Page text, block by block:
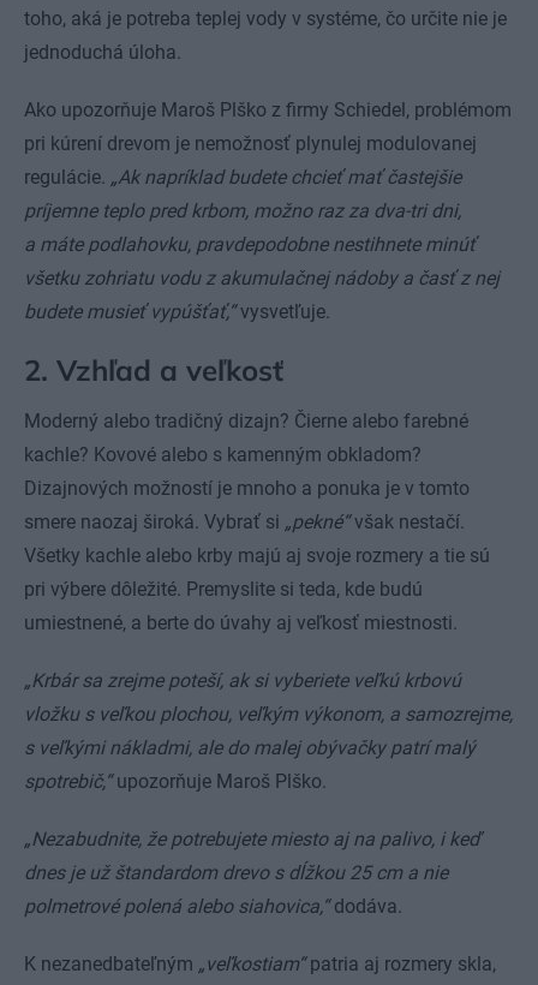
toho, aká je potreba teplej vody v systéme, čo určite nie je
jednoduchá úloha.
Ako upozorňuje Maroš Plško z firmy Schiedel, problémom
pri kúrení drevom je nemožnosť plynulej modulovanej
regulácie. „Ak napríklad budete chcieť mať častejšie
príjemne teplo pred krbom, možno raz za dva-tri dni,
a máte podlahovku, pravdepodobne nestihnete minúť
všetku zohriatu vodu z akumulačnej nádoby a časť z nej
budete musieť vypúšťať,“vysvetľuje.
2. Vzhľad a veľkosť
Moderný alebo tradičný dizajn? Čierne alebo farebné
kachle? Kovové alebo s kamenným obkladom?
Dizajnových možností je mnoho a ponuka je v tomto
smere naozaj široká. Vybrať si „pekné“však nestačí.
Všetky kachle alebo krby majú aj svoje rozmery a tie sú
pri výbere dôležité. Premyslite si teda, kde budú
umiestnené, a berte do úvahy aj veľkosť miestnosti.
„Krbár sa zrejme poteší, ak si vyberiete veľkú krbovú
vložku s veľkou plochou, veľkým výkonom, a samozrejme,
s veľkými nákladmi, ale do malej obývačky patrí malý
spotrebič,“upozorňuje Maroš Plško.
„Nezabudnite, že potrebujete miesto aj na palivo, i keď
dnes je už štandardom drevo s dĺžkou 25 cm a nie
polmetrové polená alebo siahovica,“dodáva.
K nezanedbateľným „veľkostiam“patria aj rozmery skla,